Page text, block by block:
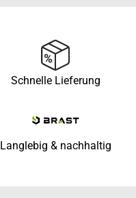
Schnelle Lieferung
Langlebig & nachhaltig